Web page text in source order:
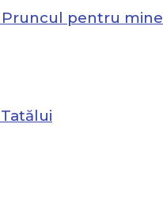
pentru mine